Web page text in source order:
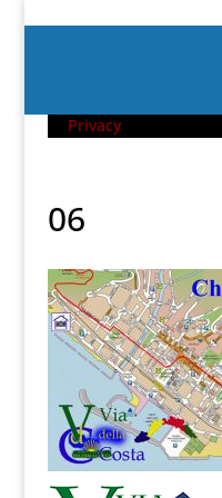
Privacy
06